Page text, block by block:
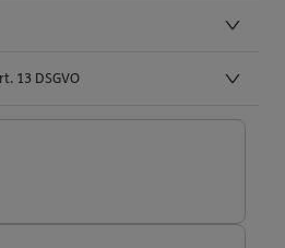
13 DSGVO